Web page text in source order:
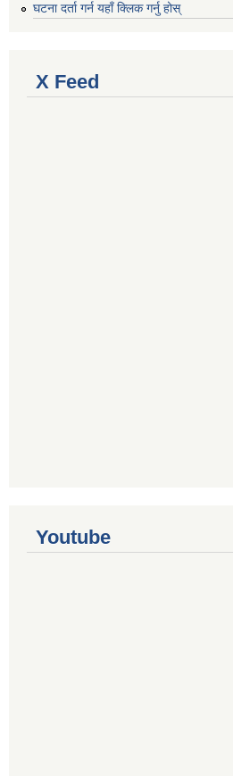
घटना दर्ता गर्न यहाँ क्लिक गर्नु होस्
X Feed
Youtube